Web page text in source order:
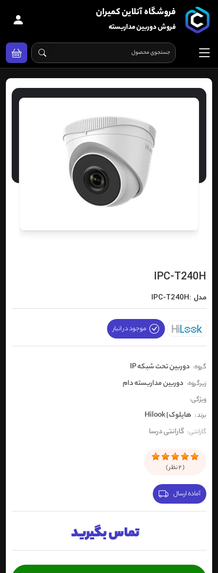
فروشگاه آنلاین کمیران
فروش دوربین مداربسته
IPC-T240H
مدل :IPC-T240H
موجود در انبار
گروه: دوربین تحت شبکه IP
زیرگروه: دوربین مداربسته دام
ویژگی:
برند : هایلوک | Hilook
گارانتی: گارانتی درسا
(
2نظر )
آماده ارسال
تماس بگیرید